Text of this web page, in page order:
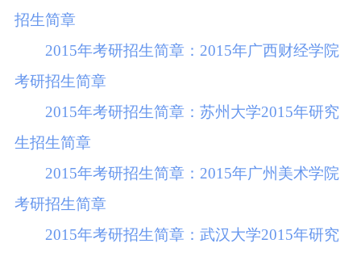
招生简章
2015年考研招生简章：2015年广西财经学院
考研招生简章
2015年考研招生简章：苏州大学2015年研究
生招生简章
2015年考研招生简章：2015年广州美术学院
考研招生简章
2015年考研招生简章：武汉大学2015年研究